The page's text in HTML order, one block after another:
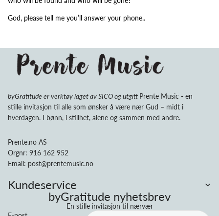
God, please tell me you’ll answer your phone..
byGratitude er verktøy laget av SICO og utgitt Prente Music - en
stille invitasjon til alle som ønsker å være nær Gud – midt i
hverdagen. I bønn, i stillhet, alene og sammen med andre.
Prente.no AS
Orgnr: 916 162 952
Email: post@prentemusic.no
Kundeservice
byGratitude nyhetsbrev
En stille invitasjon til nærvær
Personvernerklæring
Retningslinjer for angrerett